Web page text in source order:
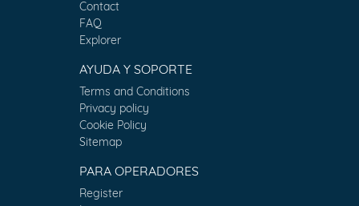
Contact
FAQ
Explorer
AYUDA Y SOPORTE
Terms and Conditions
Privacy policy
Cookie Policy
Sitemap
PARA OPERADORES
Register